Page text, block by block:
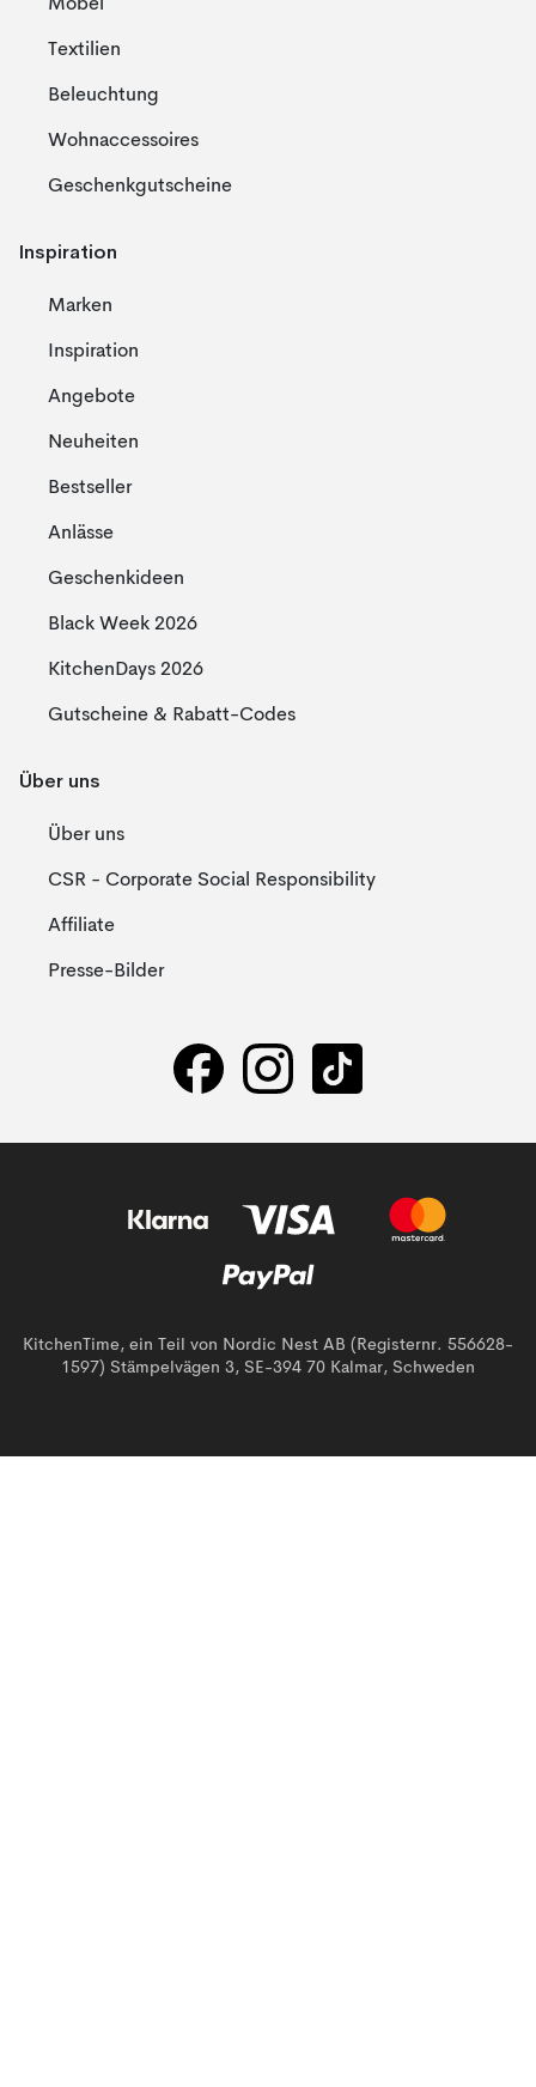
Möbel
Textilien
Beleuchtung
Wohnaccessoires
Geschenkgutscheine
Inspiration
Marken
Inspiration
Angebote
Neuheiten
Bestseller
Anlässe
Geschenkideen
Black Week 2026
KitchenDays 2026
Gutscheine & Rabatt-Codes
Über uns
Über uns
CSR - Corporate Social Responsibility
Affiliate
Presse-Bilder
KitchenTime, ein Teil von Nordic Nest AB (Registernr. 556628-
1597) Stämpelvägen 3, SE-394 70 Kalmar, Schweden